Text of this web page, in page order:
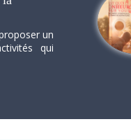
un
qui